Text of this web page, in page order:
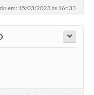
em: 15/03/2023 às 16h33